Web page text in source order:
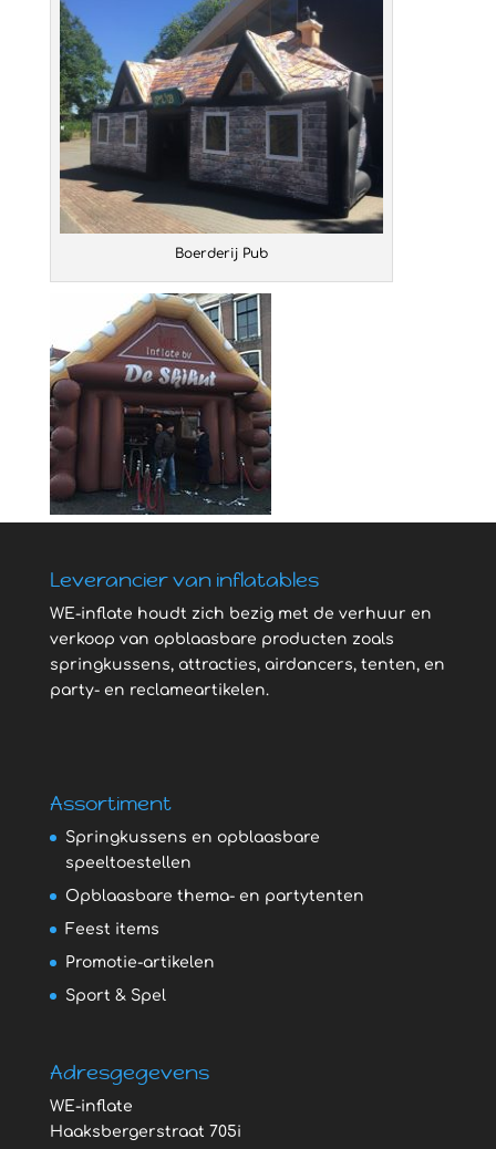
Boerderij Pub
Leverancier van inflatables
WE-inflate houdt zich bezig met de verhuur en
verkoop van opblaasbare producten zoals
springkussens, attracties, airdancers, tenten, en
party- en reclameartikelen.
Assortiment
Springkussens en opblaasbare
speeltoestellen
Opblaasbare thema- en partytenten
Feest items
Promotie-artikelen
Sport & Spel
Adresgegevens
WE-inflate
Haaksbergerstraat 705i